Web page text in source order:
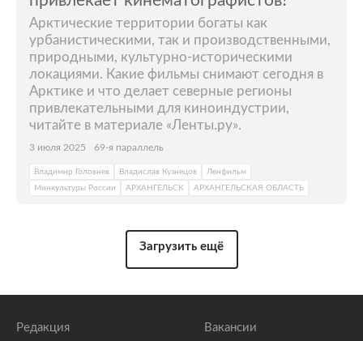
Арктические территории богаты как
урбанистическими, так и производственными,
природными, культурно-историческими
локациями. Какие фильмы снимают сегодня в
Арктике и что делает северные регионы
привлекательными для киноиндустрии,
читайте в материале «Ленты.ру».
3 июля 2025 69-я параллель
Владимир Головнев Владислав Кузнецов
Ленфильм
Минкультуры России
АРХАНГЕЛЬСК АРХАНГЕЛЬСКАЯ ОБЛАСТЬ
Загрузить ещё
Редакция Вакансии